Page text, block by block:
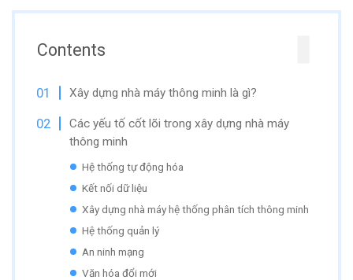
Contents
Xây dựng nhà máy thông minh là gì?
Các yếu tố cốt lõi trong xây dựng nhà máy
thông minh
Hệ thống tự động hóa
Kết nối dữ liệu
Xây dựng nhà máy hệ thống phân tích thông minh
Hệ thống quản lý
An ninh mạng
Văn hóa đổi mới